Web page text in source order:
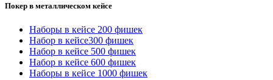
Покер в металлическом кейсе
Наборы в кейсе 200 фишек
Набор в кейсе300 фишек
Набор в кейсе 500 фишек
Набор в кейсе 600 фишек
Наборы в кейсе 1000 фишек